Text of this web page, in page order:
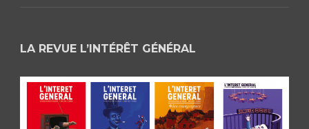
LA REVUE L’INTÉRÊT GÉNÉRAL